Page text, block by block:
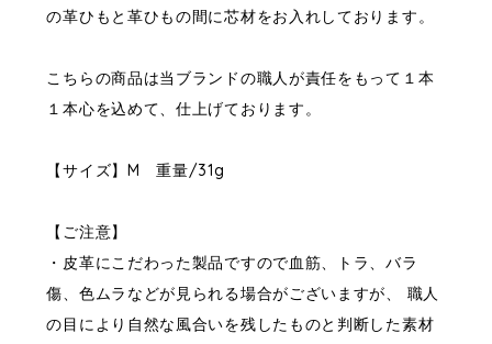
の革ひもと革ひもの間に芯材をお入れしております。
こちらの商品は当ブランドの職人が責任をもって１本
１本心を込めて、仕上げております。
【サイズ】M 重量/31g
【ご注意】
・皮革にこだわった製品ですので血筋、トラ、バラ
傷、色ムラなどが見られる場合がございますが、 職人
の目により自然な風合いを残したものと判断した素材